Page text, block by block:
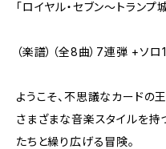
「ロイヤル・セブン〜トラン
（楽譜）（全8曲）7連弾 +ソ
ようこそ、不思議なカードの王
さまざまな音楽スタイルを持
たちと繰り広げる冒険。